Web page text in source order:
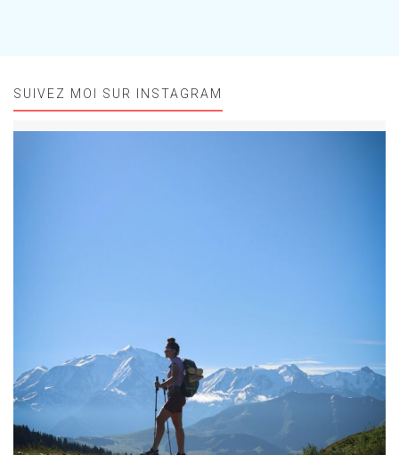
SUIVEZ MOI SUR INSTAGRAM